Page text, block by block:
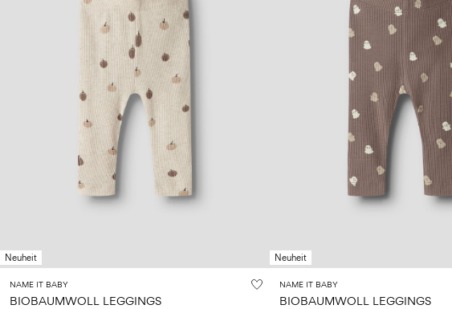
Neuheit
NAME IT BABY
BIOBAUMWOLL LEGGINGS
Neuheit
NAME IT BABY
BIOBAUMWOLL LEGGINGS